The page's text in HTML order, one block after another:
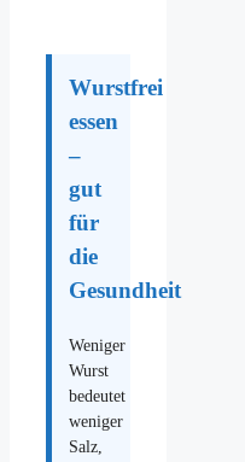
Wurstfrei
essen
–
gut
für
die
Gesundheit
Weniger
Wurst
bedeutet
weniger
Salz,